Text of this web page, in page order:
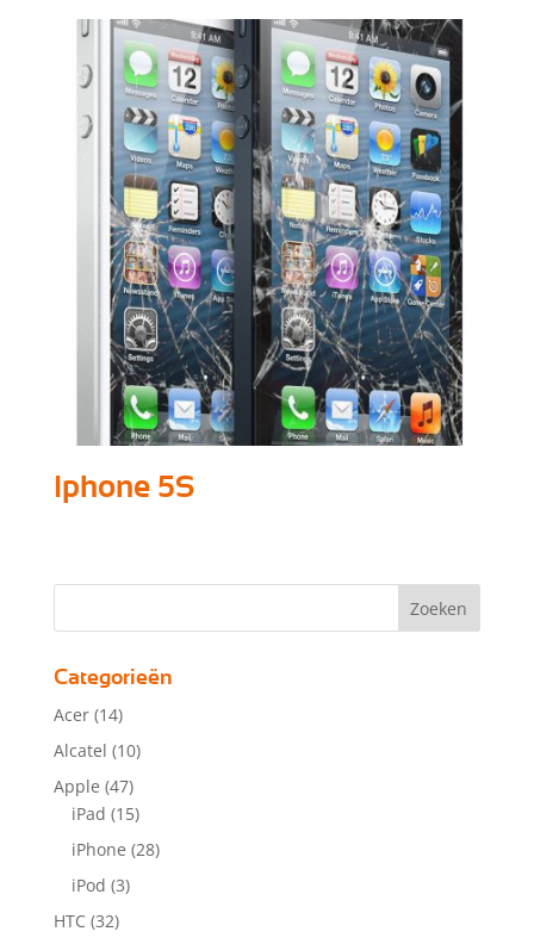
Iphone 5S
Categorieën
Acer (14)
Alcatel (10)
Apple (47)
iPad (15)
iPhone (28)
iPod (3)
HTC (32)